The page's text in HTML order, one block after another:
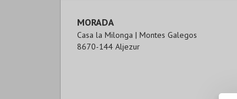
MORADA
Casa la Milonga | Montes Galegos
8670-144 Aljezur